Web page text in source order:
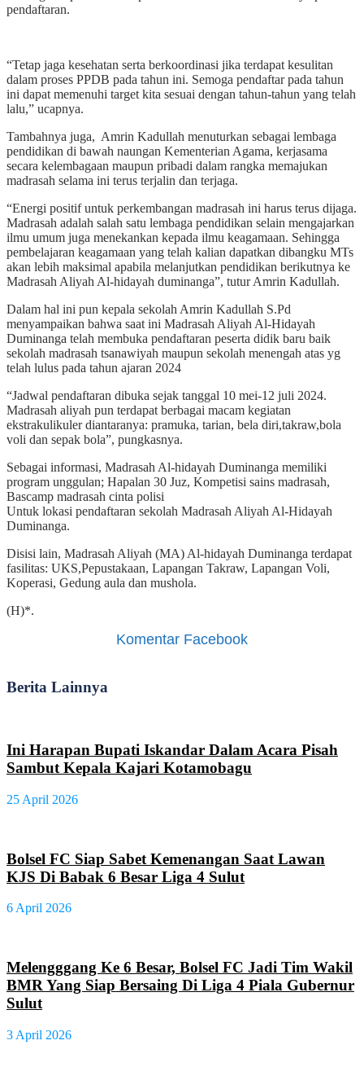
pendaftaran.
“Tetap jaga kesehatan serta berkoordinasi jika terdapat kesulitan
dalam proses PPDB pada tahun ini. Semoga pendaftar pada tahun
ini dapat memenuhi target kita sesuai dengan tahun-tahun yang telah
lalu,” ucapnya.
Tambahnya juga, Amrin Kadullah menuturkan sebagai lembaga
pendidikan di bawah naungan Kementerian Agama, kerjasama
secara kelembagaan maupun pribadi dalam rangka memajukan
madrasah selama ini terus terjalin dan terjaga.
“Energi positif untuk perkembangan madrasah ini harus terus dijaga.
Madrasah adalah salah satu lembaga pendidikan selain mengajarkan
ilmu umum juga menekankan kepada ilmu keagamaan. Sehingga
pembelajaran keagamaan yang telah kalian dapatkan dibangku MTs
akan lebih maksimal apabila melanjutkan pendidikan berikutnya ke
Madrasah Aliyah Al-hidayah duminanga”, tutur Amrin Kadullah.
Dalam hal ini pun kepala sekolah Amrin Kadullah S.Pd
menyampaikan bahwa saat ini Madrasah Aliyah Al-Hidayah
Duminanga telah membuka pendaftaran peserta didik baru baik
sekolah madrasah tsanawiyah maupun sekolah menengah atas yg
telah lulus pada tahun ajaran 2024
“Jadwal pendaftaran dibuka sejak tanggal 10 mei-12 juli 2024.
Madrasah aliyah pun terdapat berbagai macam kegiatan
ekstrakulikuler diantaranya: pramuka, tarian, bela diri,takraw,bola
voli dan sepak bola”, pungkasnya.
Sebagai informasi, Madrasah Al-hidayah Duminanga memiliki
program unggulan; Hapalan 30 Juz, Kompetisi sains madrasah,
Bascamp madrasah cinta polisi
Untuk lokasi pendaftaran sekolah Madrasah Aliyah Al-Hidayah
Duminanga.
Disisi lain, Madrasah Aliyah (MA) Al-hidayah Duminanga terdapat
fasilitas: UKS,Pepustakaan, Lapangan Takraw, Lapangan Voli,
Koperasi, Gedung aula dan mushola.
(H)*.
Komentar Facebook
Berita Lainnya
Ini Harapan Bupati Iskandar Dalam Acara Pisah
Sambut Kepala Kajari Kotamobagu
25 April 2026
Bolsel FC Siap Sabet Kemenangan Saat Lawan
KJS Di Babak 6 Besar Liga 4 Sulut
6 April 2026
Melengggang Ke 6 Besar, Bolsel FC Jadi Tim Wakil
BMR Yang Siap Bersaing Di Liga 4 Piala Gubernur
Sulut
3 April 2026